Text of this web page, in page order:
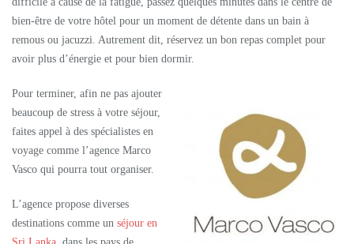
bien-être de votre hôtel pour un moment de détente dans un bain à
remous ou jacuzzi. Autrement dit, réservez un bon repas complet pour
avoir plus d’énergie et pour bien dormir.
Pour terminer, afin ne pas ajouter
beaucoup de stress à votre séjour,
faites appel à des spécialistes en
voyage comme l’agence Marco
Vasco qui pourra tout organiser.
L’agence propose diverses
destinations comme un séjour en